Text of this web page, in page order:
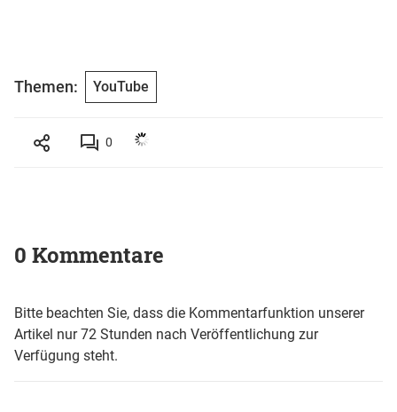
Themen: YouTube
0
0 Kommentare
Bitte beachten Sie, dass die Kommentarfunktion unserer
Artikel nur 72 Stunden nach Veröffentlichung zur
Verfügung steht.